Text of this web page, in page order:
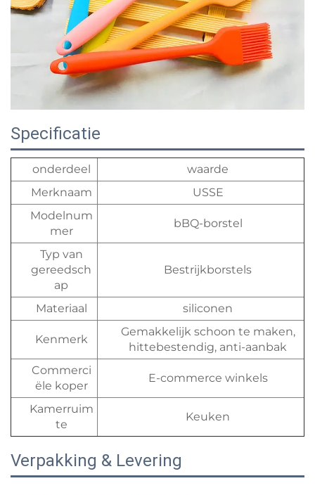
Specificatie
onderdeel
waarde
Merknaam
USSE
Modelnum
mer
bBQ-borstel
Typ van
gereedsch
ap
Bestrijkborstels
Materiaal siliconen
Kenmerk
Gemakkelijk schoon te maken,
hittebestendig, anti-aanbak
Commerci
ële koper
E-commerce winkels
Kamerruim
te
Keuken
Verpakking & Levering